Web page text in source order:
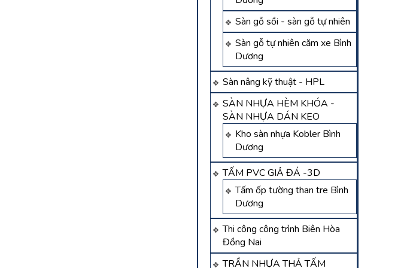
Sàn gỗ sồi - sàn gỗ tự nhiên
Sàn gỗ tự nhiên căm xe Bình
Dương
Sàn nâng kỹ thuật - HPL
SÀN NHỰA HÈM KHÓA -
SÀN NHỰA DÁN KEO
Kho sàn nhựa Kobler Bình
Dương
TẤM PVC GIẢ ĐÁ -3D
Tấm ốp tường than tre Bình
Dương
Thi công công trình Biên Hòa
Đồng Nai
TRẦN NHỰA THẢ TẤM